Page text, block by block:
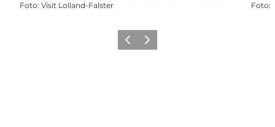
Foto: Visit Lolland-Falster Foto:
ZurückWeiter